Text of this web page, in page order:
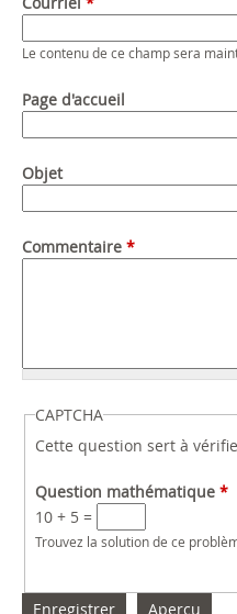
Le contenu de ce champ sera
Page d'accueil
Objet
Commentaire *
CAPTCHA
Cette question sert à
Question mathématique *
10 + 5 =
Trouvez la solution de ce